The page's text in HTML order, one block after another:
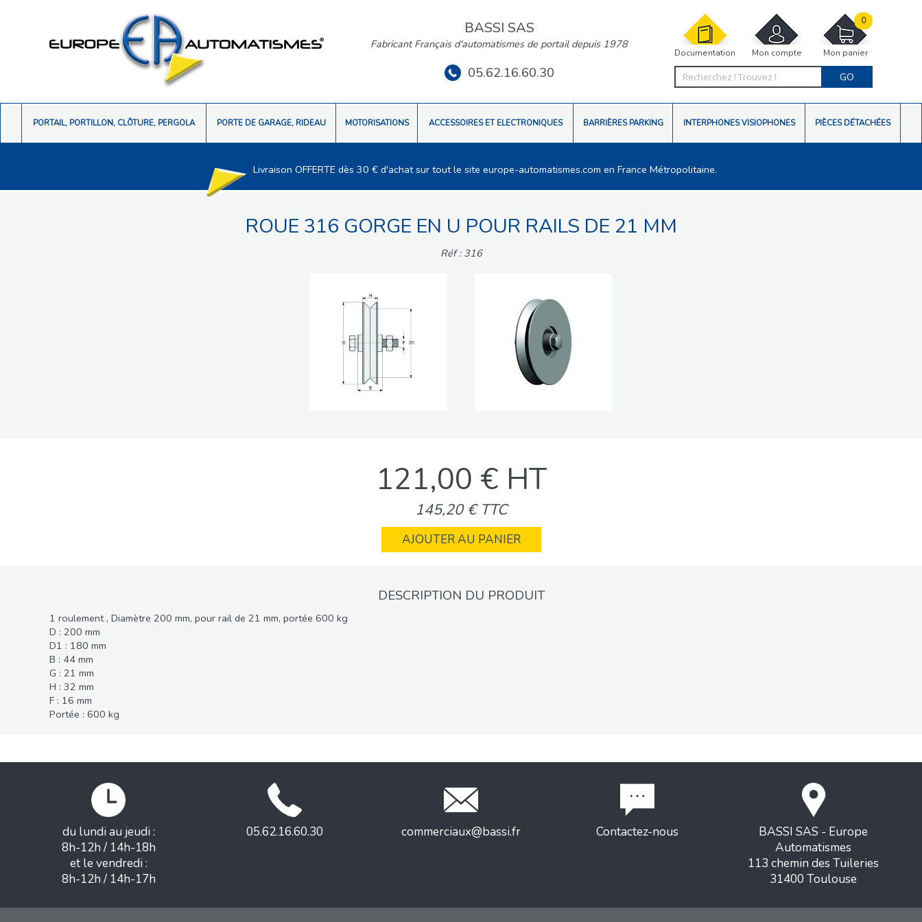
Documentation Mon compte Mon panier
0
GO
BASSI SAS
Fabricant Français d'automatismes de portail depuis 1978
05.62.16.60.30
PORTAIL, PORTILLON, CLÔTURE, PERGOLA PORTE DE GARAGE, RIDEAU MOTORISATIONS ACCESSOIRES ET ELECTRONIQUES BARRIÈRES PARKING INTERPHONES VISIOPHONES PIÈCES DÉTACHÉES
Livraison OFFERTE dès 30 € d'achat sur tout le site europe-automatismes.com en France Métropolitaine.
ROUE 316 GORGE EN U POUR RAILS DE 21 MM
Réf : 316
121,00 € HT
145,20 € TTC
AJOUTER AU PANIER
DESCRIPTION DU PRODUIT
1 roulement , Diamètre 200 mm, pour rail de 21 mm, portée 600 kg
D : 200 mm
D1 : 180 mm
B : 44 mm
G : 21 mm
H : 32 mm
F : 16 mm
Portée : 600 kg
du lundi au jeudi :
8h-12h / 14h-18h
et le vendredi :
8h-12h / 14h-17h
05.62.16.60.30 commerciaux@bassi.fr Contactez-nous
BASSI SAS - Europe
Automatismes
113 chemin des Tuileries
31400 Toulouse